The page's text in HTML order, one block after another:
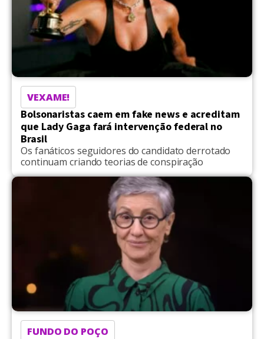
VEXAME!
Bolsonaristas caem em fake news e acreditam
que Lady Gaga fará intervenção federal no
Brasil
Os fanáticos seguidores do candidato derrotado
continuam criando teorias de conspiração
FUNDO DO POÇO